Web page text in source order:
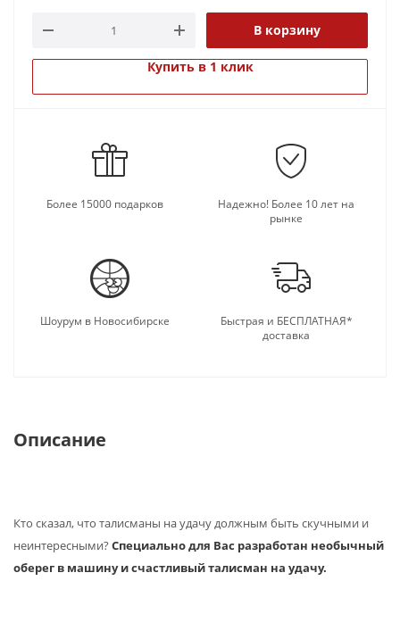
В корзину
Купить в 1 клик
Более 15000 подарков
Надежно! Более 10 лет на
рынке
Шоурум в Новосибирске
Быстрая и БЕСПЛАТНАЯ*
доставка
Описание
Кто сказал, что талисманы на удачу должным быть скучными и
неинтересными? Специально для Вас разработан необычный
оберег в машину и счастливый талисман на удачу.